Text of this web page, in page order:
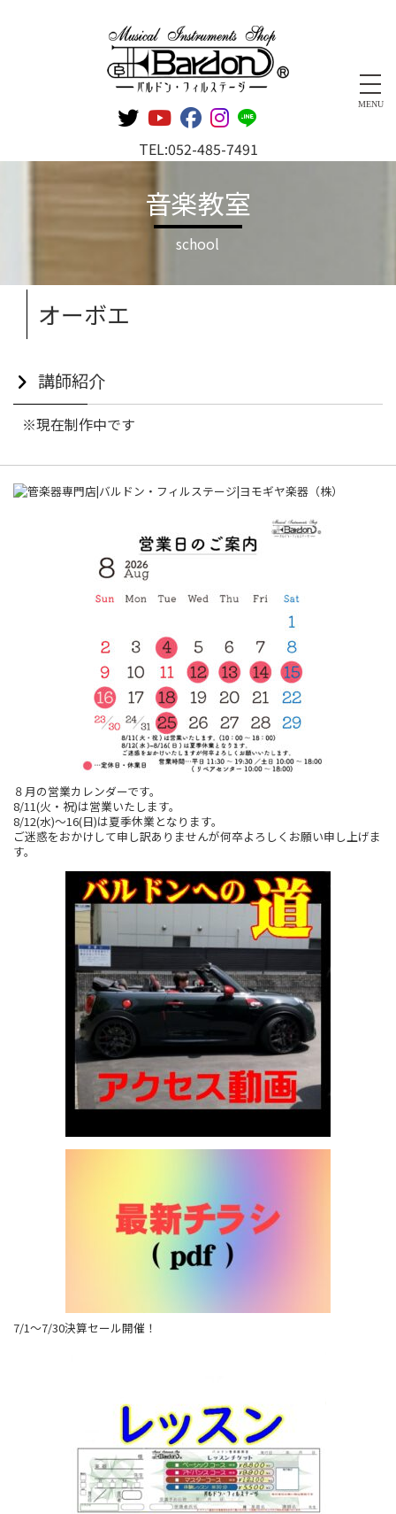
MENU
TEL:052-485-7491
音楽教室
school
オーボエ
講師紹介
※現在制作中です
８月の営業カレンダーです。
8/11(火・祝)は営業いたします。
8/12(水)～16(日)は夏季休業となります。
ご迷惑をおかけして申し訳ありませんが何卒よろしくお願い申し上げま
す。
7/1～7/30決算セール開催！